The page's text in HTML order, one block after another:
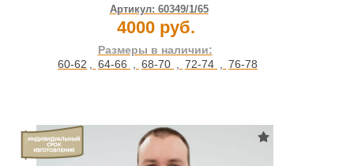
Артикул: 60349/1/65
4000 руб.
Размеры в наличии:
60-62 , 64-66 , 68-70 , 72-74 , 76-78